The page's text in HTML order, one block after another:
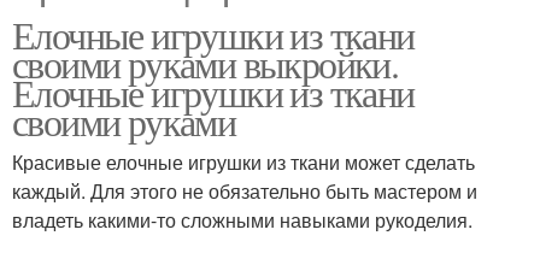
Елочные игрушки из ткани
своими руками выкройки.
Елочные игрушки из ткани
своими руками
Красивые елочные игрушки из ткани может сделать
каждый. Для этого не обязательно быть мастером и
владеть какими-то сложными навыками рукоделия.